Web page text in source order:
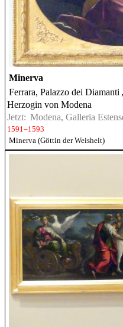
Minerva
Ferrara, Palazzo dei Diamanti
Herzogin von Modena
Jetzt: Modena, Galleria
1591–1593
Minerva (Göttin der Weisheit)